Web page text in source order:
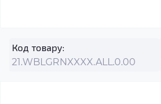
Код товару:
21.WBLGRNXXXX.ALL.0.00